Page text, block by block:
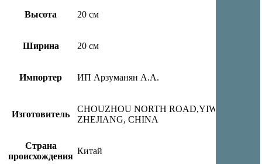
Высота 20 см
Ширина 20 см
Импортер ИП Арзуманян А.А.
Изготовитель
CHOUZHOU NORTH ROAD,YIWU CITY,
ZHEJIANG, CHINA
Страна
происхождения
Китай